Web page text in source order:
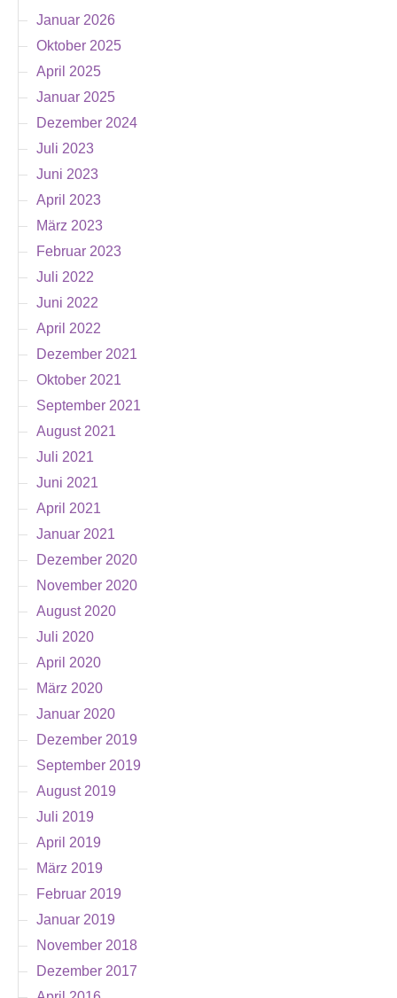
Januar 2026
Oktober 2025
April 2025
Januar 2025
Dezember 2024
Juli 2023
Juni 2023
April 2023
März 2023
Februar 2023
Juli 2022
Juni 2022
April 2022
Dezember 2021
Oktober 2021
September 2021
August 2021
Juli 2021
Juni 2021
April 2021
Januar 2021
Dezember 2020
November 2020
August 2020
Juli 2020
April 2020
März 2020
Januar 2020
Dezember 2019
September 2019
August 2019
Juli 2019
April 2019
März 2019
Februar 2019
Januar 2019
November 2018
Dezember 2017